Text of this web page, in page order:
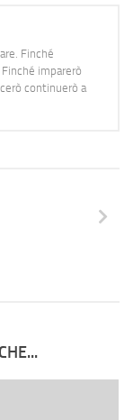
Finché
imparerò
continuerò a